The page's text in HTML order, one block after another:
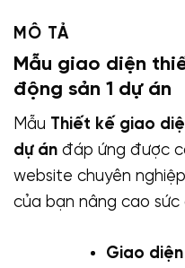
MÔ TẢ
Mẫu giao diện
động sản 1 dự án
Mẫu Thiết kế giao
dự án đáp ứng được
website chuyên
của bạn nâng cao
Giao